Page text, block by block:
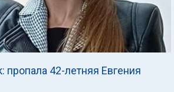
пропала 42-летняя Евгения